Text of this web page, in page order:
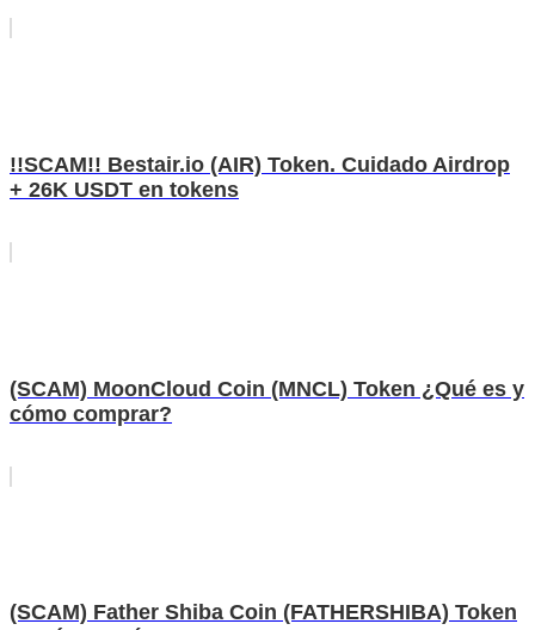
!!SCAM!! Bestair.io (AIR) Token. Cuidado Airdrop
+ 26K USDT en tokens
(SCAM) MoonCloud Coin (MNCL) Token ¿Qué es y
cómo comprar?
(SCAM) Father Shiba Coin (FATHERSHIBA) Token